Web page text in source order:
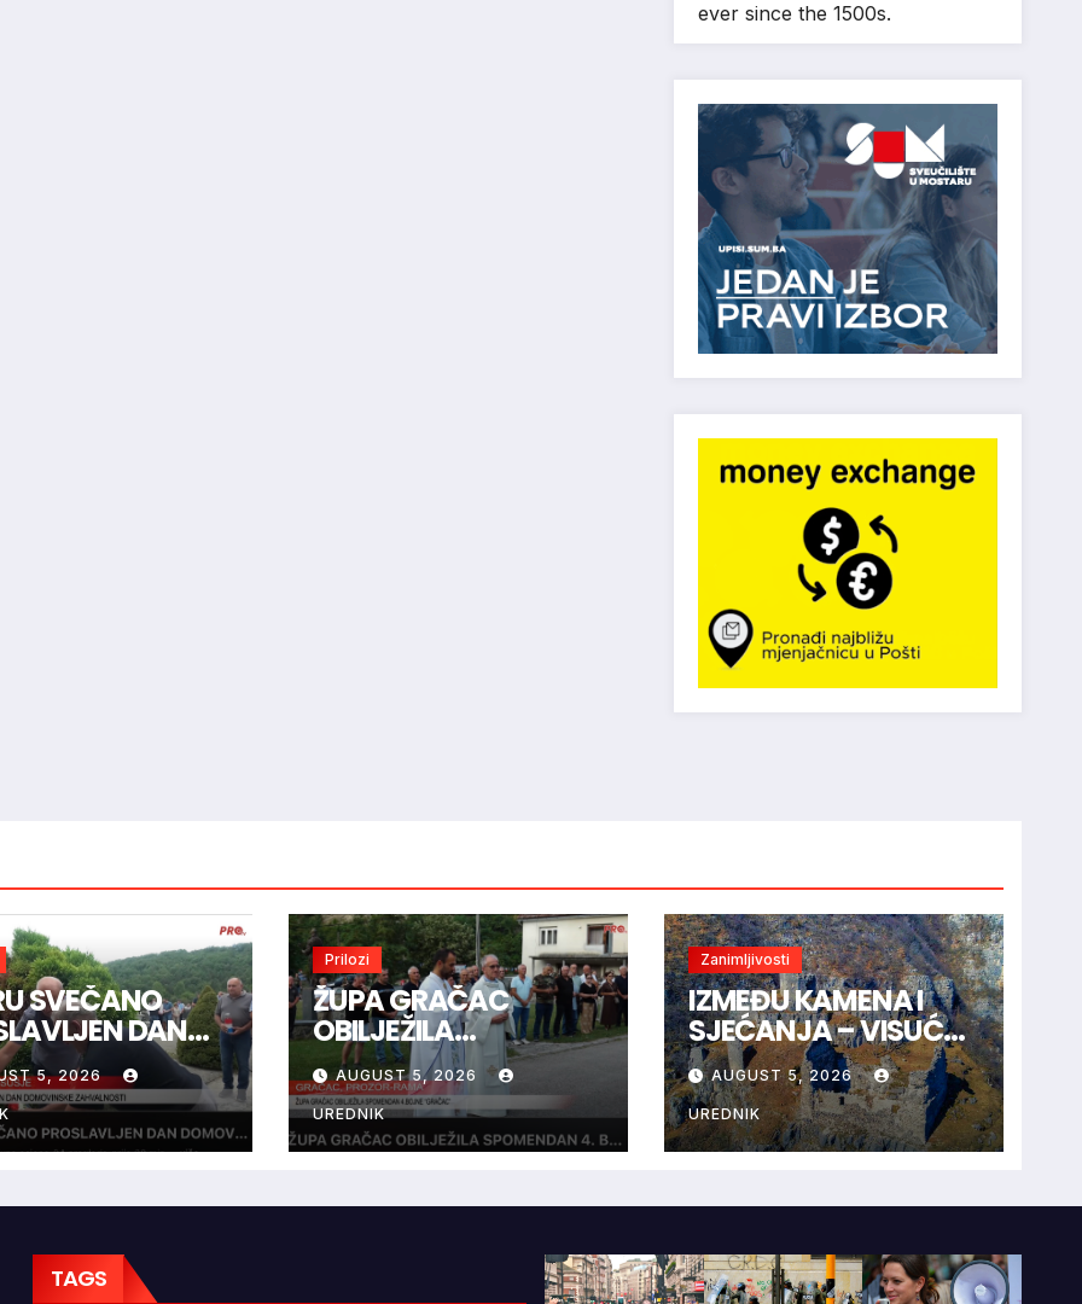
ever since the 1500s.
SVEČANO
DAN
5, 2026
Prilozi
ŽUPA GRAČAC
OBILJEŽILA
SPOMENDAN 4.
BOJNE “GRAČAC”
AUGUST 5, 2026
UREDNIK
Zanimljivosti
IZMEĐU KAMENA I
SJEĆANJA – VISUĆ-
GRAD I TAJNA CRNE
KRALJICE
AUGUST 5, 2026
UREDNIK
TAGS